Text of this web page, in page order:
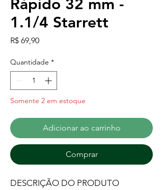
Rápido 32 mm -
1.1/4 Starrett
R$ 69,90Preço
Quantidade *
Somente 2 em estoque
Adicionar ao carrinho
Comprar
DESCRIÇÃO DO PRODUTO